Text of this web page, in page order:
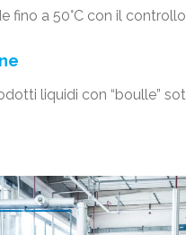
fino a 50°C con il
liquidi con “boulle”